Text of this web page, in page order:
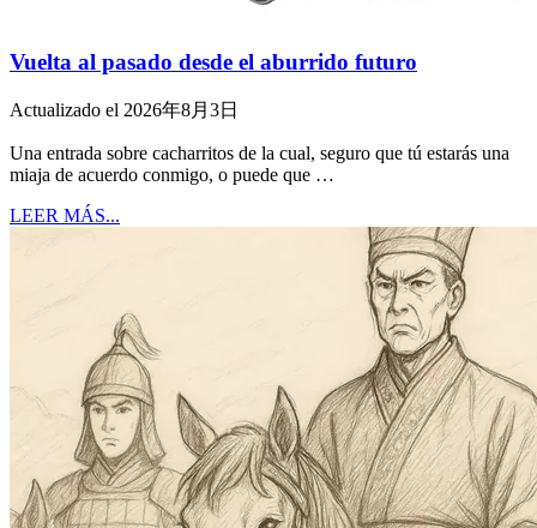
Vuelta al pasado desde el aburrido futuro
Actualizado el 2026年8月3日
Una entrada sobre cacharritos de la cual, seguro que tú estarás una
miaja de acuerdo conmigo, o puede que …
LEER MÁS...